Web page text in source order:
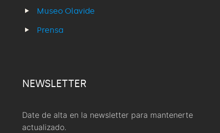
Museo Olavide
Prensa
NEWSLETTER
Date de alta en la newsletter para mantenerte
actualizado.